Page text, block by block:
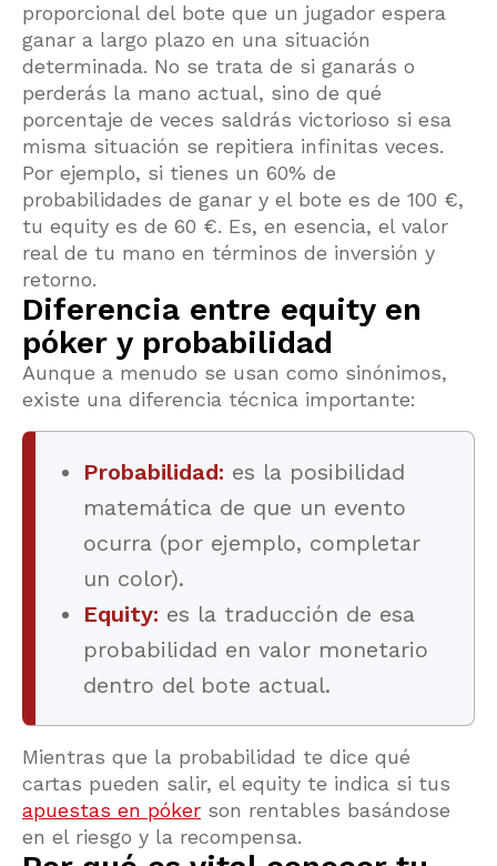
proporcional del bote que un jugador espera
ganar a largo plazo en una situación
determinada. No se trata de si ganarás o
perderás la mano actual, sino de qué
porcentaje de veces saldrás victorioso si esa
misma situación se repitiera infinitas veces.
Por ejemplo, si tienes un 60% de
probabilidades de ganar y el bote es de 100 €,
tu equity es de 60 €. Es, en esencia, el valor
real de tu mano en términos de inversión y
retorno.
Diferencia entre equity en
póker y probabilidad
Aunque a menudo se usan como sinónimos,
existe una diferencia técnica importante:
Probabilidad: es la posibilidad
matemática de que un evento
ocurra (por ejemplo, completar
un color).
Equity: es la traducción de esa
probabilidad en valor monetario
dentro del bote actual.
Mientras que la probabilidad te dice qué
cartas pueden salir, el equity te indica si tus
apuestas en póker son rentables basándose
en el riesgo y la recompensa.